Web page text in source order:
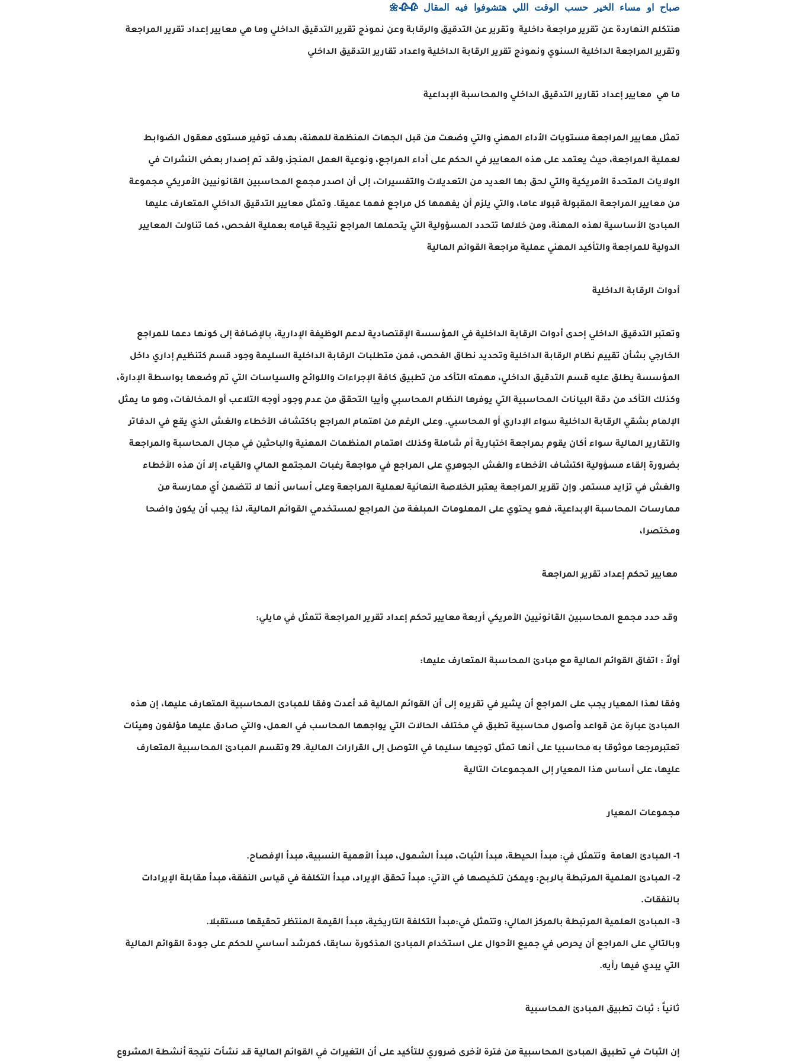
صباح او مساء الخير حسب الوقت اللي هتشوفوا فيه المقال 🥀🥀🌼
هنتكلم النهاردة عن تقرير مراجعة داخلية وتقرير عن التدقيق والرقابة وعن نموذج تقرير التدقيق الداخلي وما هي معايير إعداد تقرير المراجعة
وتقرير المراجعة الداخلية السنوي ونموذج تقرير الرقابة الداخلية واعداد تقارير التدقيق الداخلي
ما هي معايير إعداد تقارير التدقيق الداخلي والمحاسبة الإبداعية
تمثل معايير المراجعة مستويات الأداء المهني والتي وضعت من قبل الجهات المنظمة للمهنة، بهدف توفير مستوى معقول الضوابط
لعملية المراجعة، حيث يعتمد على هذه المعايير في الحكم على أداء المراجع، ونوعية العمل المنجز، ولقد تم إصدار بعض النشرات في
الولايات المتحدة الأمريكية والتي لحق بها العديد من التعديلات والتفسيرات، إلى أن اصدر مجمع المحاسبين القانونيين الأمريكي مجموعة
من معايير المراجعة المقبولة قبولا عاما، والتي يلزم أن يفهمها كل مراجع فهما عميقا. وتمثل معايير التدقيق الداخلي المتعارف عليها
المبادئ الأساسية لهذه المهنة، ومن خلالها تتحدد المسؤولية التي يتحملها المراجع نتيجة قيامه بعملية الفحص، كما تناولت المعايير
الدولية للمراجعة والتأكيد المهني عملية مراجعة القوائم المالية
أدوات الرقابة الداخلية
وتعتبر التدقيق الداخلي إحدى أدوات الرقابة الداخلية في المؤسسة الإقتصادية لدعم الوظيفة الإدارية، بالإضافة إلى كونها دعما للمراجع
الخارجي بشأن تقييم نظام الرقابة الداخلية وتحديد نطاق الفحص، فمن متطلبات الرقابة الداخلية السليمة وجود قسم كتنظيم إداري داخل
المؤسسة يطلق عليه قسم التدقيق الداخلي، مهمته التأكد من تطبيق كافة الإجراءات واللوائح والسياسات التي تم وضعها بواسطة الإدارة،
وكذلك التأكد من دقة البيانات المحاسبية التي يوفرها النظام المحاسبي وأييا التحقق من عدم وجود أوجه التلاعب أو المخالفات، وهو ما يمثل
الإلمام بشقي الرقابة الداخلية سواء الإداري أو المحاسبي. وعلى الرغم من اهتمام المراجع باكتشاف الأخطاء والغش الذي يقع في الدفاتر
والتقارير المالية سواء أكان يقوم بمراجعة اختبارية أم شاملة وكذلك اهتمام المنظمات المهنية والباحثين في مجال المحاسبة والمراجعة
بضرورة إلقاء مسؤولية اكتشاف الأخطاء والغش الجوهري على المراجع في مواجهة رغبات المجتمع المالي والقياء، إلا أن هذه الأخطاء
والغش في تزايد مستمر. وإن تقرير المراجعة يعتبر الخلاصة النهائية لعملية المراجعة وعلى أساس أنها لا تتضمن أي ممارسة من
ممارسات المحاسبة الإبداعية، فهو يحتوي على المعلومات المبلغة من المراجع لمستخدمي القوائم المالية، لذا يجب أن يكون واضحا
ومختصرا،
معايير تحكم إعداد تقرير المراجعة
وقد حدد مجمع المحاسبين القانونيين الأمريكي أربعة معايير تحكم إعداد تقرير المراجعة تتمثل في مايلي:
أولاً : اتفاق القوائم المالية مع مبادئ المحاسبة المتعارف عليها:
وفقا لهذا المعيار يجب على المراجع أن يشير في تقريره إلى أن القوائم المالية قد أعدت وفقا للمبادئ المحاسبية المتعارف عليها، إن هذه
المبادئ عبارة عن قواعد وأصول محاسبية تطبق في مختلف الحالات التي يواجهها المحاسب في العمل، والتي صادق عليها مؤلفون وهيئات
تعتبرمرجعا موثوقا به محاسبيا على أنها تمثل توجيها سليما في التوصل إلى القرارات المالية. 29 وتقسم المبادئ المحاسبية المتعارف
عليها، على أساس هذا المعيار إلى المجموعات التالية
مجموعات المعيار
1- المبادئ العامة وتتمثل في: مبدأ الحيطة، مبدأ الثبات، مبدأ الشمول، مبدأ الأهمية النسبية، مبدأ الإفصاح.
2- المبادئ العلمية المرتبطة بالربح: ويمكن تلخيصها في الآتي: مبدأ تحقق الإيراد، مبدأ التكلفة في قياس النفقة، مبدأ مقابلة الإيرادات
بالنفقات.
3- المبادئ العلمية المرتبطة بالمركز المالي: وتتمثل في:مبدأ التكلفة التاريخية، مبدأ القيمة المنتظر تحقيقها مستقبلا.
وبالتالي على المراجع أن يحرص في جميع الأحوال على استخدام المبادئ المذكورة سابقا، كمرشد أساسي للحكم على جودة القوائم المالية
التي يبدي فيها رأيه.
ثانياً : ثبات تطبيق المبادئ المحاسبية
إن الثبات في تطبيق المبادئ المحاسبية من فترة لأخرى ضروري للتأكيد على أن التغيرات في القوائم المالية قد نشأت نتيجة أنشطة المشروع